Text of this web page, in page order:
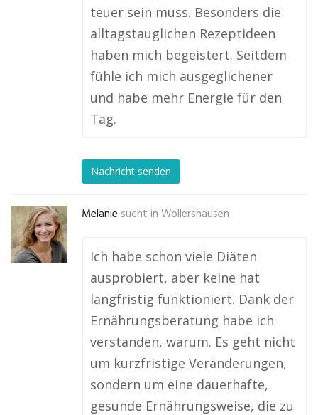
teuer sein muss. Besonders die
alltagstauglichen Rezeptideen
haben mich begeistert. Seitdem
fühle ich mich ausgeglichener
und habe mehr Energie für den
Tag.
Nachricht senden
Melanie sucht in Wollershausen
Ich habe schon viele Diäten
ausprobiert, aber keine hat
langfristig funktioniert. Dank der
Ernährungsberatung habe ich
verstanden, warum. Es geht nicht
um kurzfristige Veränderungen,
sondern um eine dauerhafte,
gesunde Ernährungsweise, die zu